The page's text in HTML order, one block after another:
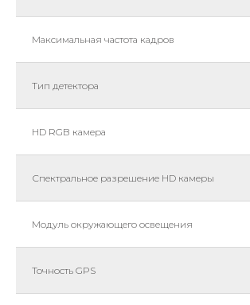
Максимальная частота кадров
Тип детектора
HD RGB камера
Спектральное разрешение HD камеры
Модуль окружающего освещения
Точность GPS